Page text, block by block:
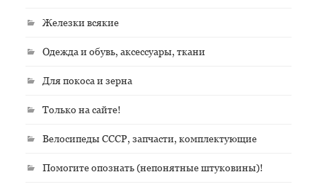
Железки всякие
Одежда и обувь, аксессуары, ткани
Для покоса и зерна
Только на сайте!
Велосипеды СССР, запчасти, комплектующие
Помогите опознать (непонятные штуковины)!